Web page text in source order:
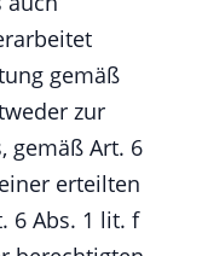
gemäß
zur
gemäß Art. 6
erteilten
6 Abs. 1 lit. f